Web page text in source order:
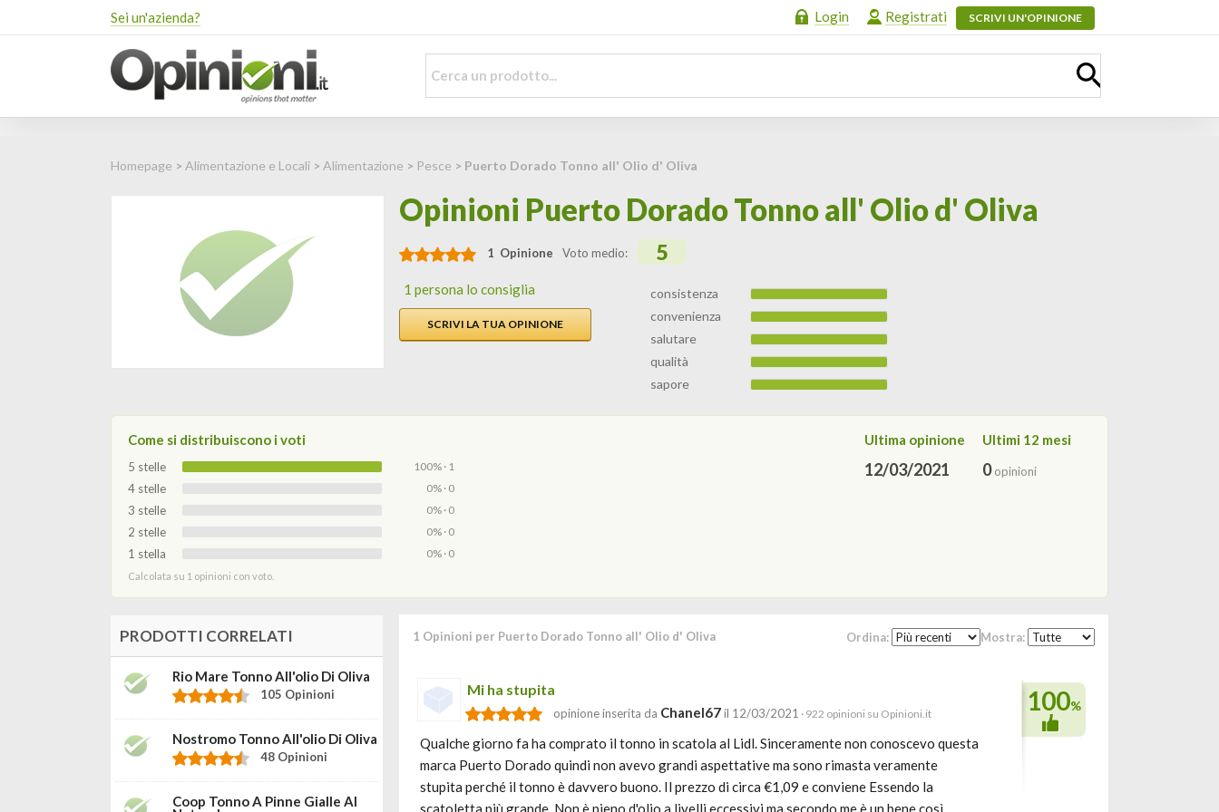
Sei un'azienda? Login Registrati SCRIVI UN'OPINIONE
Homepage > Alimentazione e Locali > Alimentazione > Pesce > Puerto Dorado Tonno all' Olio d' Oliva
Opinioni Puerto Dorado Tonno all' Olio d' Oliva
1 Opinione Voto medio: 5
1 persona lo consiglia
SCRIVI LA TUA OPINIONE
consistenza
convenienza
salutare
qualità
sapore
Come si distribuiscono i voti
5 stelle 100% · 1
4 stelle 0% · 0
3 stelle 0% · 0
2 stelle 0% · 0
1 stella 0% · 0
Calcolata su 1 opinioni con voto.
Ultima opinione
12/03/2021
Ultimi 12 mesi
0opinioni
1 Opinioni per Puerto Dorado Tonno all' Olio d' Oliva Ordina: Mostra:
Mi ha stupita
opinione inserita da Chanel67il 12/03/2021 · 922 opinioni su Opinioni.it
Qualche giorno fa ha comprato il tonno in scatola al Lidl. Sinceramente non conoscevo questa
marca Puerto Dorado quindi non avevo grandi aspettative ma sono rimasta veramente
stupita perché il tonno è davvero buono. Il prezzo di circa €1,09 e conviene Essendo la
scatoletta più grande. Non è pieno d'olio a livelli eccessivi ma secondo me è un bene così
100%
PRODOTTI CORRELATI
Rio Mare Tonno All'olio Di Oliva
105 Opinioni
Nostromo Tonno All'olio Di Oliva
48 Opinioni
Coop Tonno A Pinne Gialle Al